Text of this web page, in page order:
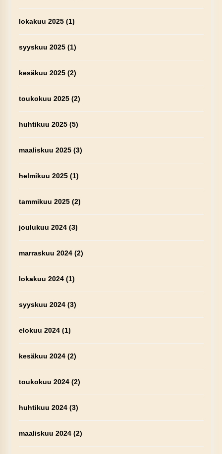
lokakuu 2025(1)
syyskuu 2025(1)
kesäkuu 2025(2)
toukokuu 2025(2)
huhtikuu 2025(5)
maaliskuu 2025(3)
helmikuu 2025(1)
tammikuu 2025(2)
joulukuu 2024(3)
marraskuu 2024(2)
lokakuu 2024(1)
syyskuu 2024(3)
elokuu 2024(1)
kesäkuu 2024(2)
toukokuu 2024(2)
huhtikuu 2024(3)
maaliskuu 2024(2)